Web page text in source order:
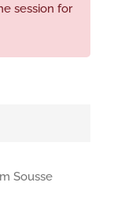
session for
Sousse